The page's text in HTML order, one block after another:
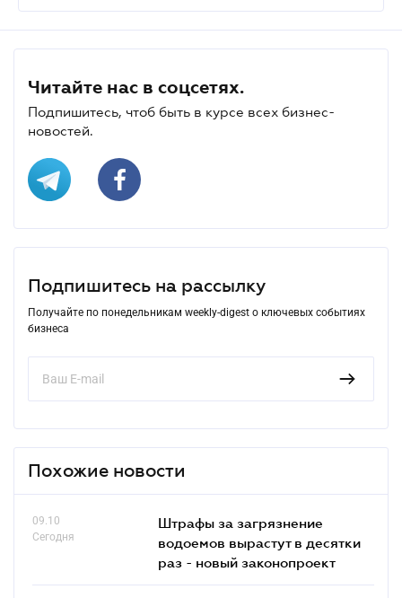
Читайте нас в соцсетях.
Подпишитесь, чтоб быть в курсе всех бизнес-
новостей.
Подпишитесь на рассылку
Получайте по понедельникам weekly-digest о ключевых событиях
бизнеса
Похожие новости
09.10
Сегодня
Штрафы за загрязнение
водоемов вырастут в десятки
раз - новый законопроект